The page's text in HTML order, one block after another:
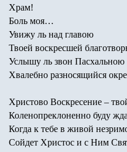
Храм!
Боль моя…
Увижу ль над главою
Твоей воскресшей
Услышу ль звон
Хвалебно разносящийся
Христово Воскресение –
Коленопреклоненно буду
Когда к тебе в живой
Сойдет Христос и с Ним